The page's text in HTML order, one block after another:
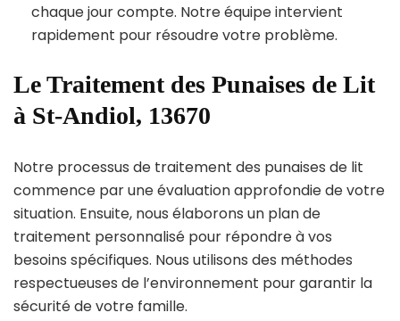
chaque jour compte. Notre équipe intervient
rapidement pour résoudre votre problème.
Le Traitement des Punaises de Lit
à St-Andiol, 13670
Notre processus de traitement des punaises de lit
commence par une évaluation approfondie de votre
situation. Ensuite, nous élaborons un plan de
traitement personnalisé pour répondre à vos
besoins spécifiques. Nous utilisons des méthodes
respectueuses de l’environnement pour garantir la
sécurité de votre famille.